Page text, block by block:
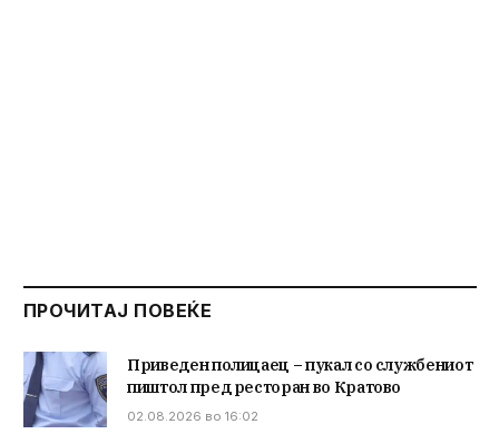
ПРОЧИТАЈ ПОВЕЌЕ
Приведен полицаец – пукал со службениот
пиштол пред ресторан во Кратово
02.08.2026 во 16:02